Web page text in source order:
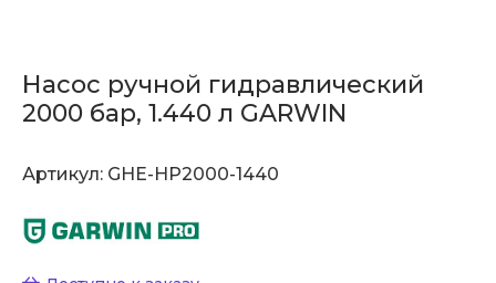
Насос ручной гидравлический
2000 бар, 1.440 л GARWIN
Артикул: GHE-HP2000-1440